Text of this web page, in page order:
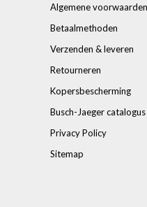
Algemene voorwaarden
Betaalmethoden
Verzenden & leveren
Retourneren
Kopersbescherming
Busch-Jaeger catalogus
Privacy Policy
Sitemap